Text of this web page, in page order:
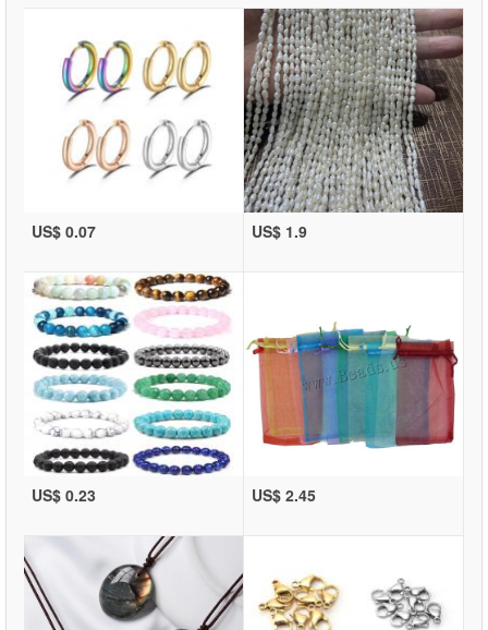
US$ 0.07 US$ 1.9
US$ 0.23 US$ 2.45